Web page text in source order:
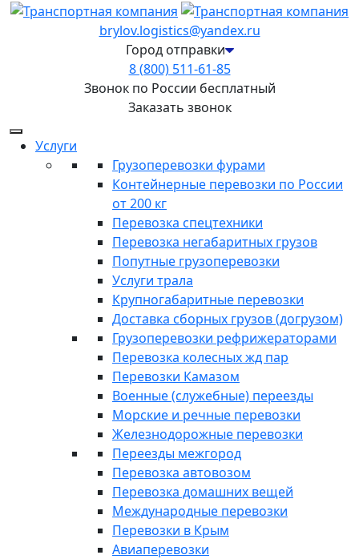
brylov.logistics@yandex.ru
Город отправки
8 (800) 511-61-85
Звонок по России бесплатный
Заказать звонок
Услуги
Грузоперевозки фурами
Контейнерные перевозки по России
от 200 кг
Перевозка спецтехники
Перевозка негабаритных грузов
Попутные грузоперевозки
Услуги трала
Крупногабаритные перевозки
Доставка сборных грузов (догрузом)
Грузоперевозки рефрижераторами
Перевозка колесных жд пар
Перевозки Камазом
Военные (служебные) переезды
Морские и речные перевозки
Железнодорожные перевозки
Переезды межгород
Перевозка автовозом
Перевозка домашних вещей
Международные перевозки
Перевозки в Крым
Авиаперевозки